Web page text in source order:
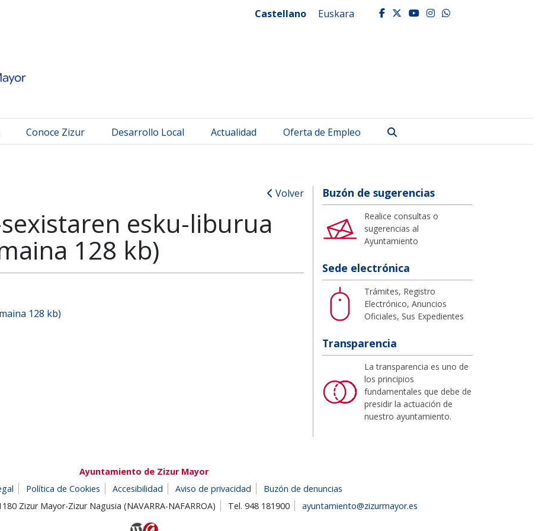
Castellano Euskara facebook
twitter
youtube
instagram
whatsapp
Conoce Zizur Desarrollo Local Actualidad Oferta de Empleo
Volver
esku-liburua
128 kb)
128 kb)
Buzón de sugerencias
Realice consultas o
sugerencias al
Ayuntamiento
Sede electrónica
Trámites, Registro
Electrónico, Anuncios
Oficiales, Sus Expedientes
Transparencia
La transparencia es uno de
los principios
fundamentales que debe de
presidir la actuación de
nuestro ayuntamiento.
Ayuntamiento de Zizur Mayor
Política de Cookies Accesibilidad Aviso de privacidad
Buzón de denuncias
Zizur Mayor-Zizur Nagusia (NAVARRA-NAFARROA)
Tel. 948 181900 ayuntamiento@zizurmayor.es